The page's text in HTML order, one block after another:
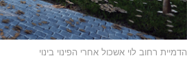
הדמיית רחוב לוי אשכול אחרי הפינוי בינוי